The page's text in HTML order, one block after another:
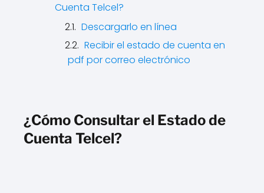
Cuenta Telcel?
Descargarlo en línea
Recibir el estado de cuenta en
pdf por correo electrónico
¿Cómo Consultar el Estado de
Cuenta Telcel?